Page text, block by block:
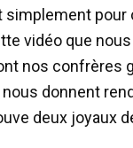
pour
vidéo que
nos confrères
nous donnent
deux joyaux